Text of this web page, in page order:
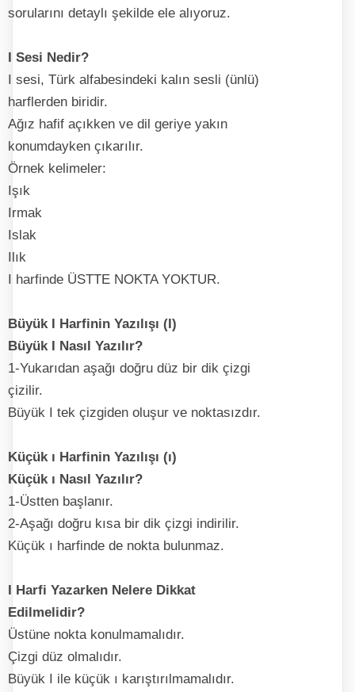
sorularını detaylı şekilde ele alıyoruz.
I Sesi Nedir?
I sesi, Türk alfabesindeki kalın sesli (ünlü)
harflerden biridir.
Ağız hafif açıkken ve dil geriye yakın
konumdayken çıkarılır.
Örnek kelimeler:
Işık
Irmak
Islak
Ilık
I harfinde ÜSTTE NOKTA YOKTUR.
Büyük I Harfinin Yazılışı (I)
Büyük I Nasıl Yazılır?
1-Yukarıdan aşağı doğru düz bir dik çizgi
çizilir.
Büyük I tek çizgiden oluşur ve noktasızdır.
Küçük ı Harfinin Yazılışı (ı)
Küçük ı Nasıl Yazılır?
1-Üstten başlanır.
2-Aşağı doğru kısa bir dik çizgi indirilir.
Küçük ı harfinde de nokta bulunmaz.
I Harfi Yazarken Nelere Dikkat
Edilmelidir?
Üstüne nokta konulmamalıdır.
Çizgi düz olmalıdır.
Büyük I ile küçük ı karıştırılmamalıdır.